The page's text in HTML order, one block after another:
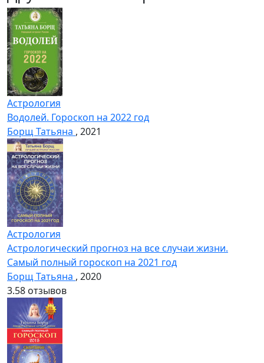
Астрология
Водолей. Гороскоп на 2022 год
Борщ Татьяна , 2021
Астрология
Астрологический прогноз на все случаи жизни.
Самый полный гороскоп на 2021 год
Борщ Татьяна , 2020
3.58 отзывов